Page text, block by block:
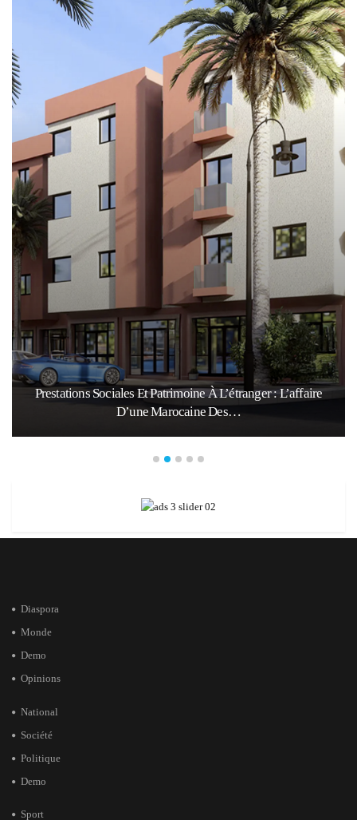
Prestations Sociales Et Patrimoine À L’étranger : L’affaire
D’une Marocaine Des…
Diaspora
Monde
Demo
Opinions
National
Société
Politique
Demo
Sport